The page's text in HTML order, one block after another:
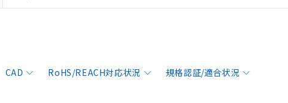
CAD RoHS/REACH対応状況 規格認証/適合状況